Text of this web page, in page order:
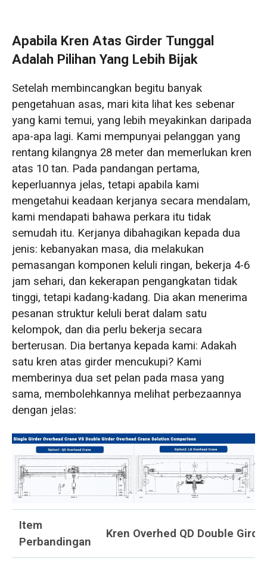
Apabila Kren Atas Girder Tunggal
Adalah Pilihan Yang Lebih Bijak
Setelah membincangkan begitu banyak
pengetahuan asas, mari kita lihat kes sebenar
yang kami temui, yang lebih meyakinkan daripada
apa-apa lagi. Kami mempunyai pelanggan yang
rentang kilangnya 28 meter dan memerlukan kren
atas 10 tan. Pada pandangan pertama,
keperluannya jelas, tetapi apabila kami
mengetahui keadaan kerjanya secara mendalam,
kami mendapati bahawa perkara itu tidak
semudah itu. Kerjanya dibahagikan kepada dua
jenis: kebanyakan masa, dia melakukan
pemasangan komponen keluli ringan, bekerja 4-6
jam sehari, dan kekerapan pengangkatan tidak
tinggi, tetapi kadang-kadang. Dia akan menerima
pesanan struktur keluli berat dalam satu
kelompok, dan dia perlu bekerja secara
berterusan. Dia bertanya kepada kami: Adakah
satu kren atas girder mencukupi? Kami
memberinya dua set pelan pada masa yang
sama, membolehkannya melihat perbezaannya
dengan jelas:
Item
Perbandingan
Kren Overhed QD Double